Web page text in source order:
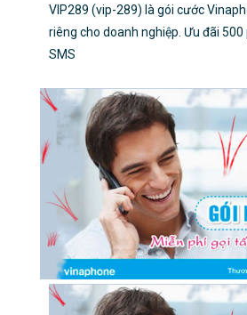
VIP289 (vip-289) là gói cước
riêng cho doanh nghiệp. Ưu đãi
SMS